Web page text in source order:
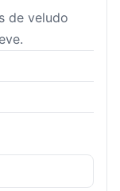
de veludo